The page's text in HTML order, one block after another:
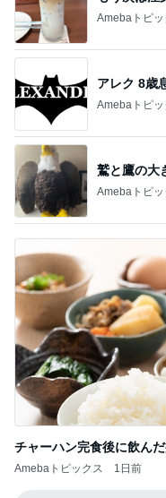
Amebaトピッ
アレク 8歳
Amebaトピッ
鷲と鷹の大
Amebaトピッ
チャーハン完食後に飲ん
Amebaトピックス 1日前